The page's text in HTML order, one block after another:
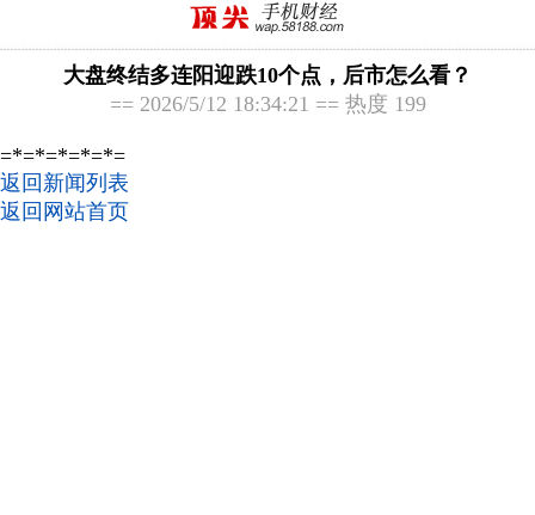
大盘终结多连阳迎跌10个点，后市怎么看？
== 2026/5/12 18:34:21 == 热度 199
=*=*=*=*=*=
返回新闻列表
返回网站首页